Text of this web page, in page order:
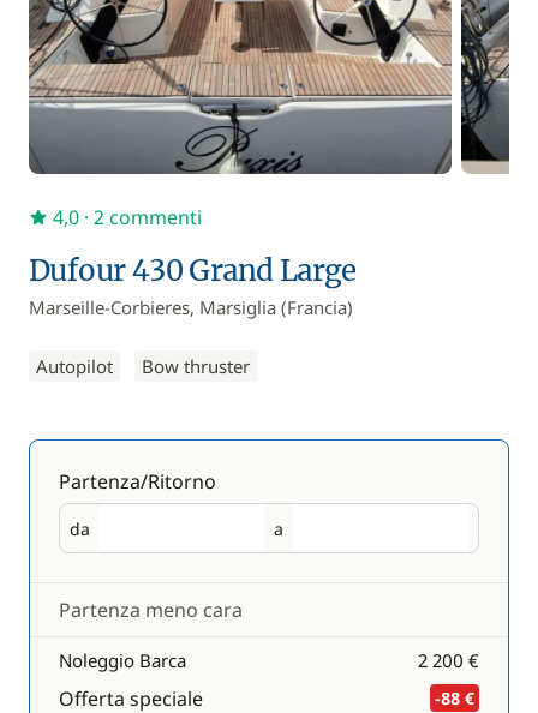
Dufour 430 Grand Large
Marseille-Corbieres, Marsiglia (Francia)
Autopilot Bow thruster
4,0 · 2 commenti
Partenza/Ritorno
da
Partenza a
Ritorno
Partenza meno cara
Noleggio Barca 2 200 €
Offerta speciale -88 €